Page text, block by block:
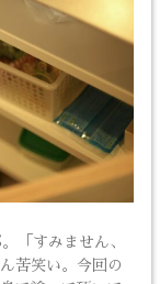
「すみません、
苦笑い。今回の